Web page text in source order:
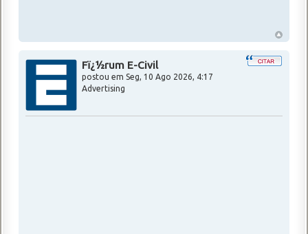
Fï¿½rum E-Civil
postou em Seg, 10 Ago 2026, 4:17
Advertising